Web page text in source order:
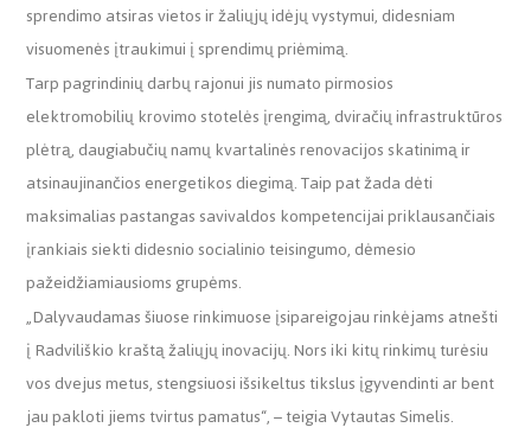
sprendimo atsiras vietos ir žaliųjų idėjų vystymui, didesniam
visuomenės įtraukimui į sprendimų priėmimą.
Tarp pagrindinių darbų rajonui jis numato pirmosios
elektromobilių krovimo stotelės įrengimą, dviračių infrastruktūros
plėtrą, daugiabučių namų kvartalinės renovacijos skatinimą ir
atsinaujinančios energetikos diegimą. Taip pat žada dėti
maksimalias pastangas savivaldos kompetencijai priklausančiais
įrankiais siekti didesnio socialinio teisingumo, dėmesio
pažeidžiamiausioms grupėms.
„Dalyvaudamas šiuose rinkimuose įsipareigojau rinkėjams atnešti
į Radviliškio kraštą žaliųjų inovacijų. Nors iki kitų rinkimų turėsiu
vos dvejus metus, stengsiuosi išsikeltus tikslus įgyvendinti ar bent
jau pakloti jiems tvirtus pamatus“, – teigia Vytautas Simelis.